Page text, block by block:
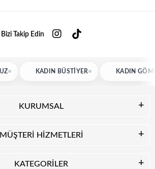
Bizi Takip Edin
KADIN BÜSTIYER KADIN GÖMLEK
KURUMSAL
MÜŞTERİ HİZMETLERİ
KATEGORİLER